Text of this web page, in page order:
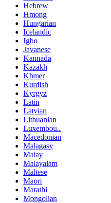
Hebrew
Hmong
Hungarian
Icelandic
Igbo
Javanese
Kannada
Kazakh
Khmer
Kurdish
Kyrgyz
Latin
Latvian
Lithuanian
Luxembou..
Macedonian
Malagasy
Malay
Malayalam
Maltese
Maori
Marathi
Mongolian